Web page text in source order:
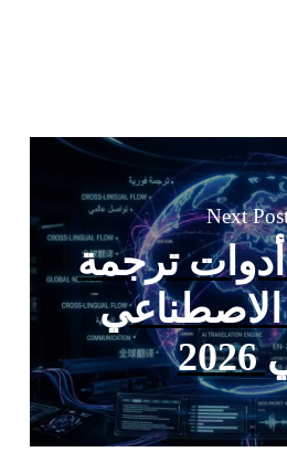
Next
5 أدوات ترجمة
الاصطناعي